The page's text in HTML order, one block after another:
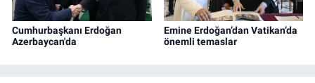
Cumhurbaşkanı Erdoğan
Azerbaycan'da
Emine Erdoğan’dan Vatikan’da
önemli temaslar